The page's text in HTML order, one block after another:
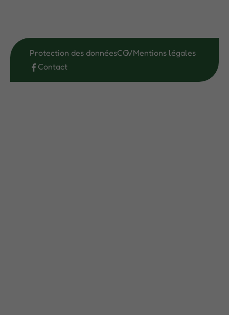
Protection des donnéesCGVMentions légales
Contact